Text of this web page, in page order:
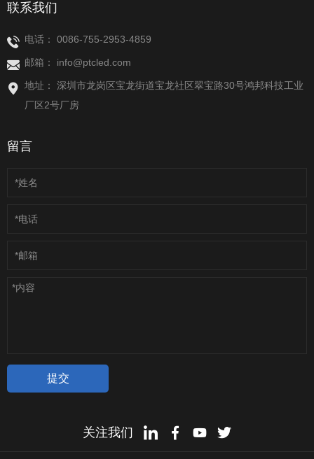
联系我们
电话： 0086-755-2953-4859
邮箱： info@ptcled.com
地址： 深圳市龙岗区宝龙街道宝龙社区翠宝路30号鸿邦科技工业
厂区2号厂房
留言
关注我们